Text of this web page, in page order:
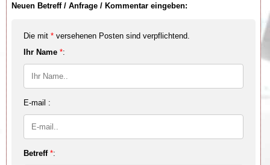
Neuen Betreff / Anfrage / Kommentar eingeben:
Die mit * versehenen Posten sind verpflichtend.
Ihr Name *:
E-mail :
Betreff *: